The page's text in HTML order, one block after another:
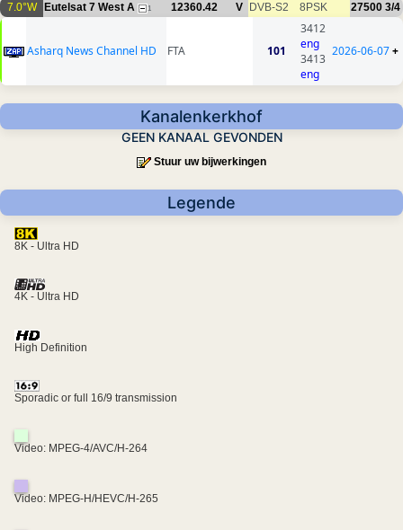
7.0°W Eutelsat 7 West A 1 12360.42 V DVB-S2 8PSK 27500 3/4
Asharq News Channel HD FTA 101
3412
eng
3413
eng
2026-06-07+
Kanalenkerkhof
GEEN KANAAL GEVONDEN
Stuur uw bijwerkingen
Legende
8K - Ultra HD
4K - Ultra HD
High Definition
Sporadic or full 16/9 transmission
Video: MPEG-4/AVC/H-264
Video: MPEG-H/HEVC/H-265